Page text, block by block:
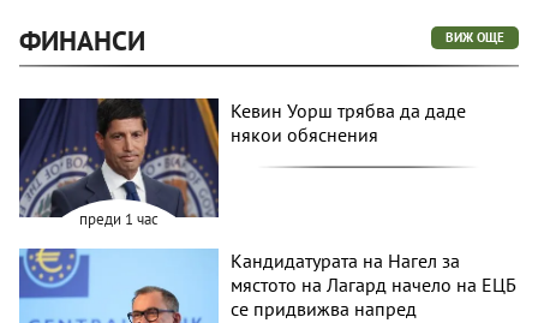
ФИНАНСИ ВИЖ ОЩЕ
преди 1 час
Кевин Уорш трябва да даде
някои обяснения
Кандидатурата на Нагел за
мястото на Лагард начело на ЕЦБ
се придвижва напред